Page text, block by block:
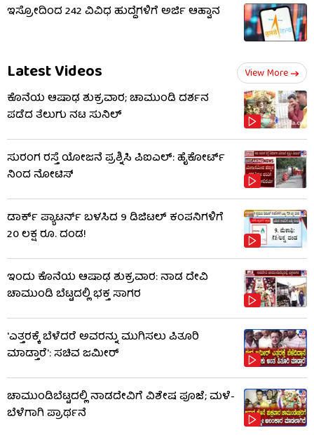
ಇಸ್ರೋದಿಂದ 242 ವಿವಿಧ ಹುದ್ದೆಗಳಿಗೆ ಅರ್ಜಿ ಆಹ್ವಾನ
Latest Videos View More
ಕೊನೆಯ ಆಷಾಢ ಶುಕ್ರವಾರ; ಚಾಮುಂಡಿ ದರ್ಶನ
ಪಡೆದ ತೆಲುಗು ನಟ ಸುನಿಲ್
ಸುರಂಗ ರಸ್ತೆ ಯೋಜನೆ ಪ್ರಶ್ನಿಸಿ ಪಿಐಎಲ್: ಹೈಕೋರ್ಟ್​​
ನಿಂದ ನೋಟಿಸ್​​
ಡಾರ್ಕ್ ಪ್ಯಾಟರ್ನ್ ಬಳಸಿದ 9 ಡಿಜಿಟಲ್ ಕಂಪನಿಗಳಿಗೆ
20 ಲಕ್ಷ ರೂ. ದಂಡ!
ಇಂದು ಕೊನೆಯ ಆಷಾಢ ಶುಕ್ರವಾರ: ನಾಡ ದೇವಿ
ಚಾಮುಂಡಿ ಬೆಟ್ಟದಲ್ಲಿ ಭಕ್ತ ಸಾಗರ
'ಎತ್ತರಕ್ಕೆ ಬೆಳೆದರೆ ಅವರನ್ನು ಮುಗಿಸಲು ಪಿತೂರಿ
ಮಾಡ್ತಾರೆ': ಸಚಿವ ಜಮೀರ್​​
ಚಾಮುಂಡಿಬೆಟ್ಟದಲ್ಲಿ ನಾಡದೇವಿಗೆ ವಿಶೇಷ ಪೂಜೆ; ಮಳೆ-
ಬೆಳೆಗಾಗಿ ಪ್ರಾರ್ಥನೆ